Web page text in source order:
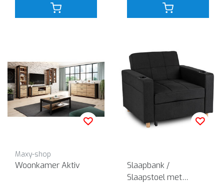
Maxy-shop
Woonkamer Aktiv
Slaapbank /
Slaapstoel met